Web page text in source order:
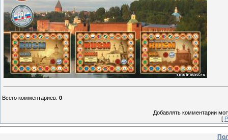
Всего комментариев: 0
Добавлять комментарии
[